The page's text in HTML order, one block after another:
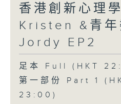
香港創新心理
Kristen &青年
Jordy EP2
足本 Full (HKT
第一部份 Part 1
23:00)